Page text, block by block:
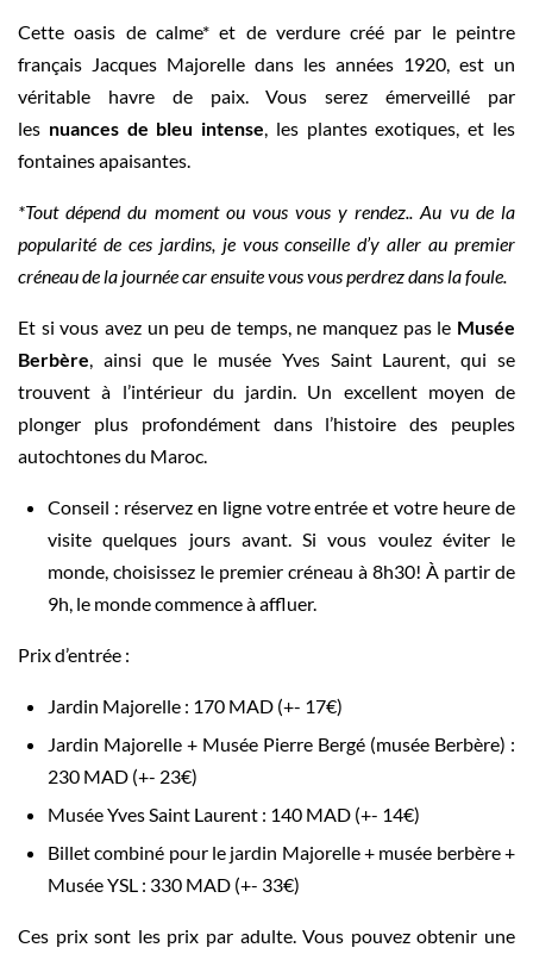
Cette oasis de calme* et de verdure créé par le peintre
français Jacques Majorelle dans les années 1920, est un
véritable havre de paix. Vous serez émerveillé par
les nuances de bleu intense, les plantes exotiques, et les
fontaines apaisantes.
*Tout dépend du moment ou vous vous y rendez.. Au vu de la
popularité de ces jardins, je vous conseille d’y aller au premier
créneau de la journée car ensuite vous vous perdrez dans la foule.
Et si vous avez un peu de temps, ne manquez pas le Musée
Berbère, ainsi que le musée Yves Saint Laurent, qui se
trouvent à l’intérieur du jardin. Un excellent moyen de
plonger plus profondément dans l’histoire des peuples
autochtones du Maroc.
Conseil : réservez en ligne votre entrée et votre heure de
visite quelques jours avant. Si vous voulez éviter le
monde, choisissez le premier créneau à 8h30! À partir de
9h, le monde commence à affluer.
Prix d’entrée :
Jardin Majorelle : 170 MAD (+- 17€)
Jardin Majorelle + Musée Pierre Bergé (musée Berbère) :
230 MAD (+- 23€)
Musée Yves Saint Laurent : 140 MAD (+- 14€)
Billet combiné pour le jardin Majorelle + musée berbère +
Musée YSL : 330 MAD (+- 33€)
Ces prix sont les prix par adulte. Vous pouvez obtenir une